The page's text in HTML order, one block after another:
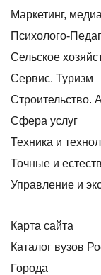
Маркетинг,
Психолого-
Сельское
Сервис. Туризм
Строительство.
Сфера услуг
Техника и
Точные и
Управление и
Карта сайта
Каталог вузов
Города